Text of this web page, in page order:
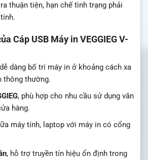
thuận tiện, hạn chế tình trạng phải
Cáp USB Máy in VEGGIEG V-
dàng bố trí máy in ở khoảng cách xa
thông thường.
, phù hợp cho nhu cầu sử dụng văn
hàng.
máy tính, laptop với máy in có cổng
, hỗ trợ truyền tín hiệu ổn định trong